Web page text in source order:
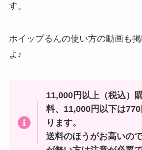
す。
ホイップるんの使い方の動画も
よ♪
11,000円以上（税込）
料、11,000円以下は
ります。
送料のほうがお高いの